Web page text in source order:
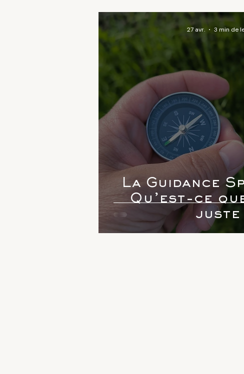
La Guidance
Qu’est-ce
juste
27 avr. 3 min de